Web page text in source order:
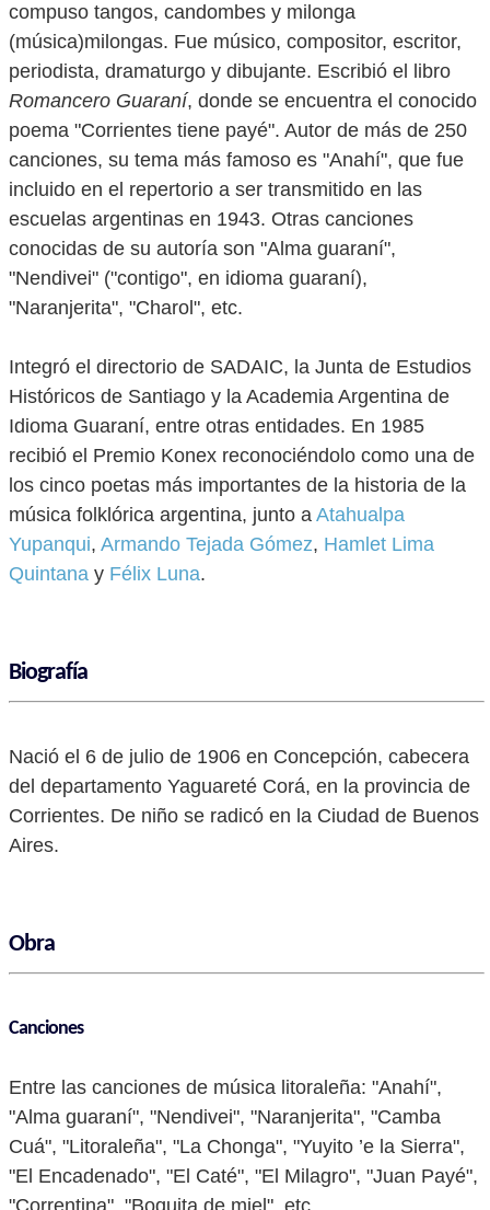
compuso tangos, candombes y milonga
(música)milongas. Fue músico, compositor, escritor,
periodista, dramaturgo y dibujante. Escribió el libro
Romancero Guaraní, donde se encuentra el conocido
poema "Corrientes tiene payé". Autor de más de 250
canciones, su tema más famoso es "Anahí", que fue
incluido en el repertorio a ser transmitido en las
escuelas argentinas en 1943. Otras canciones
conocidas de su autoría son "Alma guaraní",
"Nendivei" ("contigo", en idioma guaraní),
"Naranjerita", "Charol", etc.
Integró el directorio de SADAIC, la Junta de Estudios
Históricos de Santiago y la Academia Argentina de
Idioma Guaraní, entre otras entidades. En 1985
recibió el Premio Konex reconociéndolo como una de
los cinco poetas más importantes de la historia de la
música folklórica argentina, junto a Atahualpa
Yupanqui, Armando Tejada Gómez, Hamlet Lima
Quintana y Félix Luna.
Biografía
Nació el 6 de julio de 1906 en Concepción, cabecera
del departamento Yaguareté Corá, en la provincia de
Corrientes. De niño se radicó en la Ciudad de Buenos
Aires.
Obra
Canciones
Entre las canciones de música litoraleña: "Anahí",
"Alma guaraní", "Nendivei", "Naranjerita", "Camba
Cuá", "Litoraleña", "La Chonga", "Yuyito ’e la Sierra",
"El Encadenado", "El Caté", "El Milagro", "Juan Payé",
"Correntina", "Boquita de miel", etc.